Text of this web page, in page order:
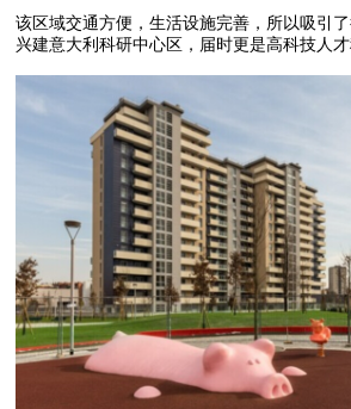
该区域交通方便，生活设施完善，所以吸引
兴建意大利科研中心区，届时更是高科技人